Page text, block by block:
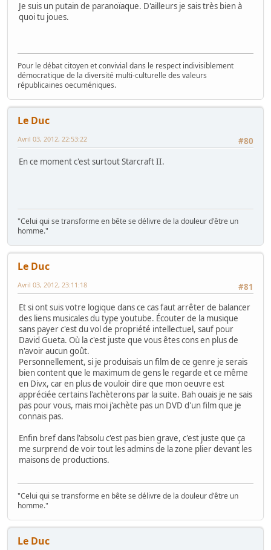
Je suis un putain de paranoïaque. D'ailleurs je sais très bien à
quoi tu joues.
Pour le débat citoyen et convivial dans le respect indivisiblement
démocratique de la diversité multi-culturelle des valeurs
républicaines oecuméniques.
Le Duc
#80
Avril 03, 2012, 22:53:22
En ce moment c'est surtout Starcraft II.
"Celui qui se transforme en bête se délivre de la douleur d'être un
homme."
Le Duc
#81
Avril 03, 2012, 23:11:18
Et si ont suis votre logique dans ce cas faut arrêter de balancer
des liens musicales du type youtube. Écouter de la musique
sans payer c'est du vol de propriété intellectuel, sauf pour
David Gueta. Où la c'est juste que vous êtes cons en plus de
n'avoir aucun goût.
Personnellement, si je produisais un film de ce genre je serais
bien content que le maximum de gens le regarde et ce même
en Divx, car en plus de vouloir dire que mon oeuvre est
appréciée certains l'achèterons par la suite. Bah ouais je ne sais
pas pour vous, mais moi j'achète pas un DVD d'un film que je
connais pas.
Enfin bref dans l'absolu c'est pas bien grave, c'est juste que ça
me surprend de voir tout les admins de la zone plier devant les
maisons de productions.
"Celui qui se transforme en bête se délivre de la douleur d'être un
homme."
Le Duc